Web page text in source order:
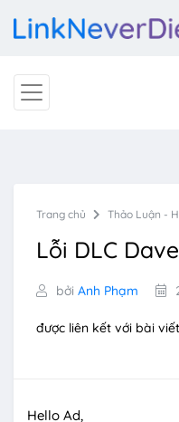
Trang chủ Thảo Luận -
Lỗi DLC
bởi Anh Phạm
được liên kết với bài viết
Hello Ad,